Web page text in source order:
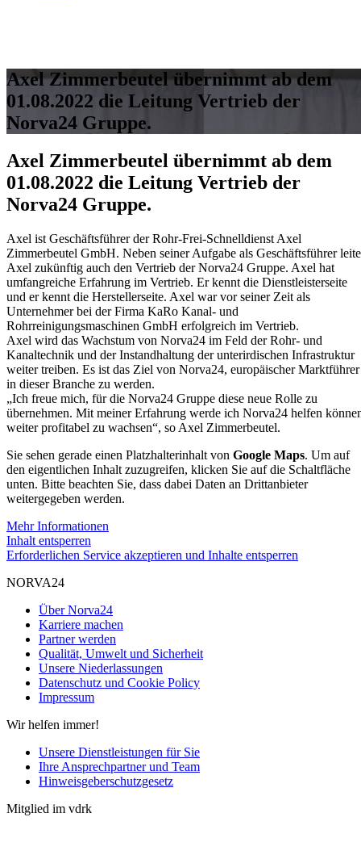
Axel Zimmerbeutel übernimmt ab dem
01.08.2022 die Leitung Vertrieb der
Norva24 Gruppe.
Axel Zimmerbeutel übernimmt ab dem
01.08.2022 die Leitung Vertrieb der
Norva24 Gruppe.
Axel ist Geschäftsführer der Rohr-Frei-Schnelldienst Axel
Zimmerbeutel GmbH. Neben seiner Aufgabe als Geschäftsführer
Axel zukünftig auch den Vertrieb der Norva24 Gruppe. Axel hat
umfangreiche Erfahrung im Vertrieb. Er kennt die Dienstleisterseite
und er kennt die Herstellerseite. Axel war vor seiner Zeit als
Unternehmer bei der Firma KaRo Kanal- und
Rohrreinigungsmaschinen GmbH erfolgreich im Vertrieb.
Axel wird das Wachstum von Norva24 im Feld der Rohr- und
Kanaltechnik und der Instandhaltung der unterirdischen Infrastruktur
weiter treiben. Es ist das Ziel von Norva24, europäischer Marktführer
in dieser Branche zu werden.
„Ich freue mich, für die Norva24 Gruppe diese neue Rolle zu
übernehmen. Mit meiner Erfahrung werde ich Norva24 helfen
weiter profitabel zu wachsen“, so Axel Zimmerbeutel.
Sie sehen gerade einen Platzhalterinhalt von Google Maps. Um auf
den eigentlichen Inhalt zuzugreifen, klicken Sie auf die Schaltfläche
unten. Bitte beachten Sie, dass dabei Daten an Drittanbieter
weitergegeben werden.
Mehr Informationen
Inhalt entsperren
Erforderlichen Service akzeptieren und Inhalte entsperren
NORVA24
Über Norva24
Karriere machen
Partner werden
Qualität, Umwelt und Sicherheit
Unsere Niederlassungen
Datenschutz und Cookie Policy
Impressum
Wir helfen immer!
Unsere Dienstleistungen für Sie
Ihre Ansprechpartner und Team
Hinweisgeberschutzgesetz
Mitglied im vdrk